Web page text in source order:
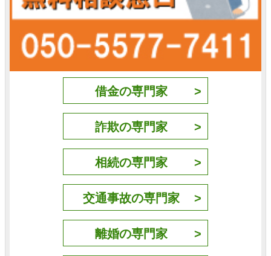
借金の専門家
詐欺の専門家
相続の専門家
交通事故の専門家
離婚の専門家